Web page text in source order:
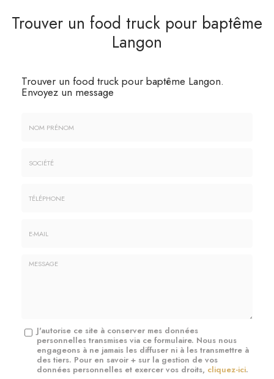
Trouver un food truck pour baptême
Langon
Trouver un food truck pour baptême Langon.
Envoyez un message
MessageJ'autorise ce site à conserver mes données
personnelles transmises via ce formulaire. Nous nous
engageons à ne jamais les diffuser ni à les transmettre à
des tiers. Pour en savoir + sur la gestion de vos
données personnelles et exercer vos droits, cliquez-ici.